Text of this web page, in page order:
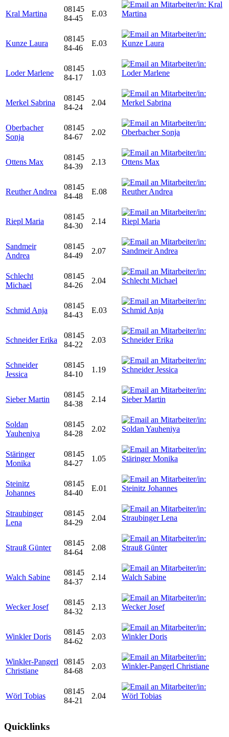
Kral Martina
08145
84-45
E.03
Kunze Laura
08145
84-46
E.03
Loder Marlene
08145
84-17
1.03
Merkel Sabrina
08145
84-24
2.04
Oberbacher
Sonja
08145
84-67
2.02
Ottens Max
08145
84-39
2.13
Reuther Andrea
08145
84-48
E.08
Riepl Maria
08145
84-30
2.14
Sandmeir
Andrea
08145
84-49
2.07
Schlecht
Michael
08145
84-26
2.04
Schmid Anja
08145
84-43
E.03
Schneider Erika
08145
84-22
2.03
Schneider
Jessica
08145
84-10
1.19
Sieber Martin
08145
84-38
2.14
Soldan
Yauheniya
08145
84-28
2.02
Stäringer
Monika
08145
84-27
1.05
Steinitz
Johannes
08145
84-40
E.01
Straubinger
Lena
08145
84-29
2.04
Strauß Günter
08145
84-64
2.08
Walch Sabine
08145
84-37
2.14
Wecker Josef
08145
84-32
2.13
Winkler Doris
08145
84-62
2.03
Winkler-Pangerl
Christiane
08145
84-68
2.03
Wörl Tobias
08145
84-21
2.04
Quicklinks